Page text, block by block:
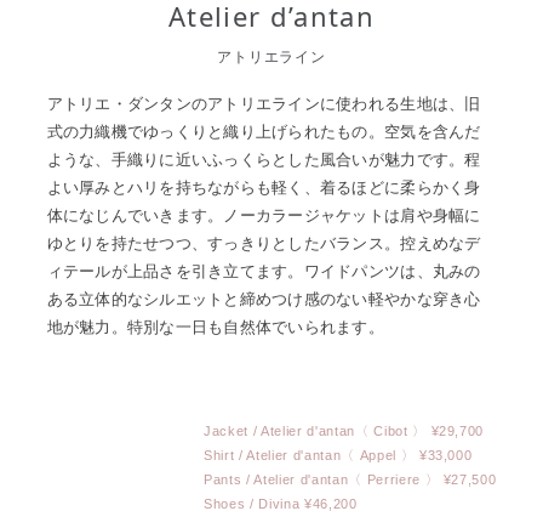
Atelier d’antan
アトリエライン
アトリエ・ダンタンのアトリエラインに使われる生地は、旧
式の力織機でゆっくりと織り上げられたもの。空気を含んだ
ような、手織りに近いふっくらとした風合いが魅力です。程
よい厚みとハリを持ちながらも軽く、着るほどに柔らかく身
体になじんでいきます。ノーカラージャケットは肩や身幅に
ゆとりを持たせつつ、すっきりとしたバランス。控えめなデ
ィテールが上品さを引き立てます。ワイドパンツは、丸みの
ある立体的なシルエットと締めつけ感のない軽やかな穿き心
地が魅力。特別な一日も自然体でいられます。
Jacket / Atelier d'antan〈 Cibot 〉 ¥29,700
Shirt / Atelier d'antan〈 Appel 〉 ¥33,000
Pants / Atelier d'antan〈 Perriere 〉 ¥27,500
Shoes / Divina ¥46,200